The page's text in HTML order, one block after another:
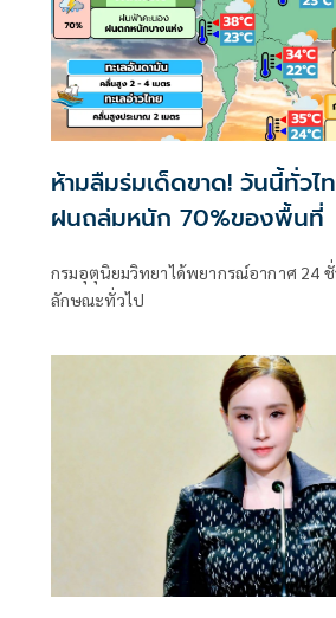
ห้ามลืมร่มเด็ดขาด! วันนี้ทั่วไ
ฝนถล่มหนัก 70%ของพื้นที่
กรมอุตุนิยมวิทยาได้พยากรณ์อากาศ 24 ชั่
ลักษณะทั่วไป